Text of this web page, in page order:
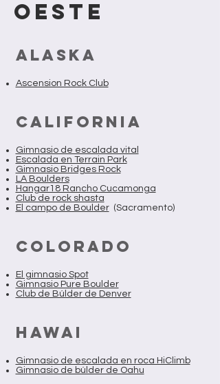
OESTE
ALASKA
Ascension Rock Club
CALIFORNIA
Gimnasio de escalada vital
Escalada en Terrain Park
Gimnasio Bridges Rock
LA Boulders
Hangar18 Rancho Cucamonga
Club de rock shasta
El campo de Boulder(Sacramento)
COLORADO
El gimnasio Spot
Gimnasio Pure Boulder
Club de Búlder de Denver
HAWAI
Gimnasio de escalada en roca HiClimb
Gimnasio de búlder de Oahu